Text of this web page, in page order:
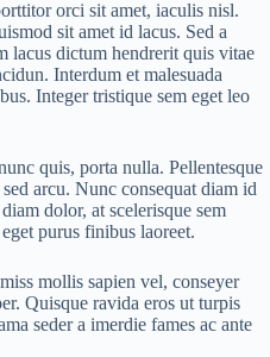
orci sit amet, iaculis nisl.
sit amet id lacus. Sed a
lacus dictum hendrerit quis vitae
Interdum et malesuada
Integer tristique sem eget leo
quis, porta nulla. Pellentesque
arcu. Nunc consequat diam id
dolor, at scelerisque sem
purus finibus laoreet.
mollis sapien vel, conseyer
Quisque ravida eros ut turpis
seder a imerdie fames ac ante